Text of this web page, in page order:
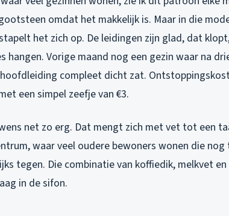
omdat het makkelijk is. Maar in die
het zich op. De leidingen zijn glad, dat
hangen. Vorige maand nog een gezin waar na
compleet dicht zat.
een simpel zeefje van €3.
net zo erg. Dat mengt zich met vet tot een
waar veel oudere bewoners wonen die
tegen. Die combinatie van koffiedik, melkvet
in de sifon.